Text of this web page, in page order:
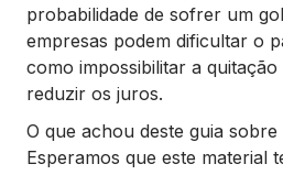
probabilidade de sofrer um
empresas podem dificultar o
como impossibilitar a
reduzir os juros.
O que achou deste guia
Esperamos que este material